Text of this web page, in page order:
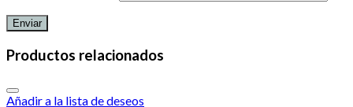
Productos relacionados
Añadir a la lista de deseos